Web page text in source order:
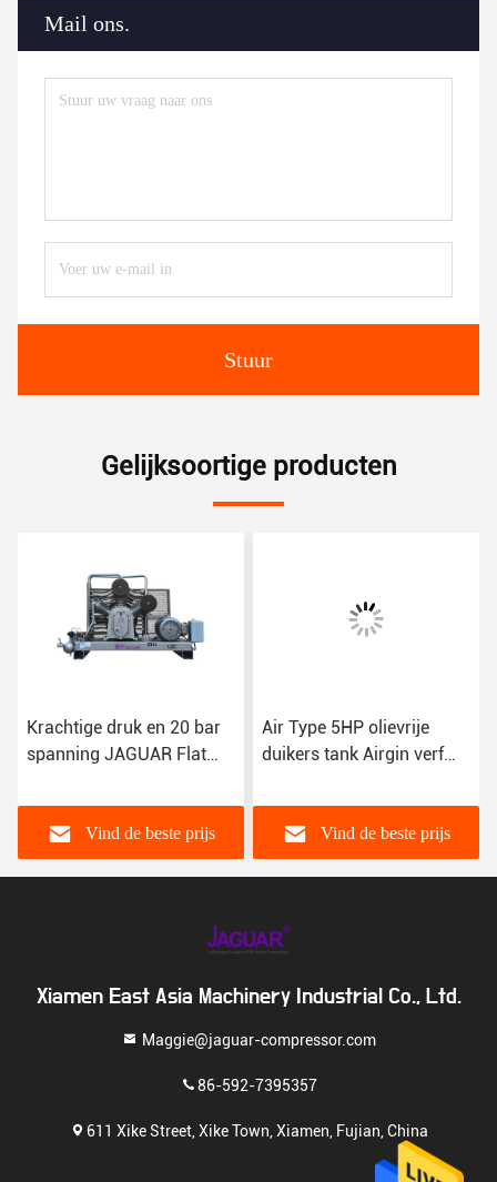
Mail ons.
Stuur
Gelijksoortige producten
Krachtige druk en 20 bar
spanning JAGUAR Flat
voor industriële
Vind de beste prijs
Air Type 5HP olievrije
duikers tank Airgin verf
luchtcompressor met 7
bar
Vind de beste prijs
Xiamen East Asia Machinery Industrial Co., Ltd.
Maggie@jaguar-compressor.com
86-592-7395357
611 Xike Street, Xike Town, Xiamen, Fujian, China